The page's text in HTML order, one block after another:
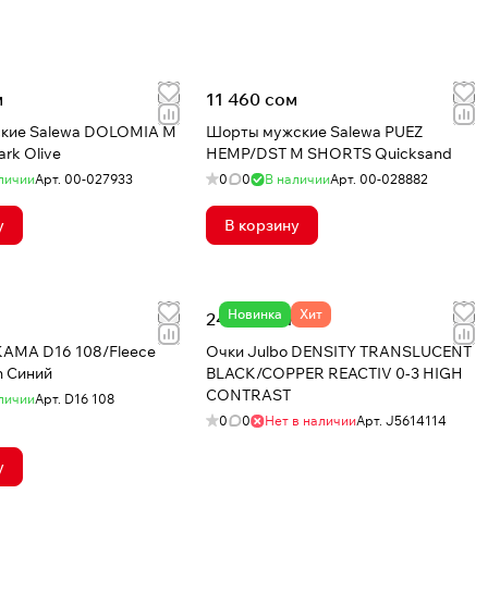
Salewa DOLOMIA M
Olive
Арт. 00-027933
11 460 сом
Шорты мужские Salewa PUEZ
HEMP/DST M SHORTS Quicksand
0 0 В наличииАрт. 00-028882
В корзину
D16 108/Fleece
Синий
Арт. D16 108
Новинка Хит
24 450 сом
Очки Julbo DENSITY TRANSLUCENT
BLACK/COPPER REACTIV 0-3 HIGH
CONTRAST
0 0 Нет в наличииАрт. J5614114